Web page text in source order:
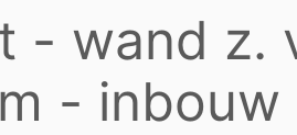
wand z.
- inbouw